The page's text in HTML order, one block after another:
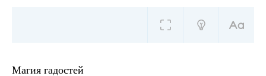
Магия гадостей